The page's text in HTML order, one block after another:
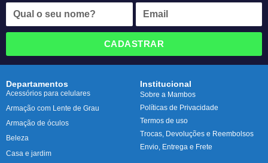
CADASTRAR
Departamentos
Acessórios para celulares
Armação com Lente de Grau
Armação de óculos
Beleza
Casa e jardim
Institucional
Sobre a Mambos
Políticas de Privacidade
Termos de uso
Trocas, Devoluções e Reembolsos
Envio, Entrega e Frete